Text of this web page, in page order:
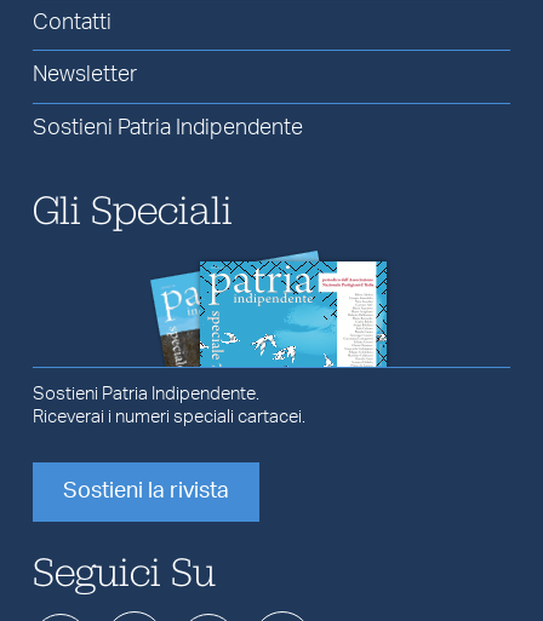
Contatti
Newsletter
Sostieni Patria Indipendente
Gli Speciali
Sostieni Patria Indipendente.
Riceverai i numeri speciali cartacei.
Sostieni la rivista
Seguici Su